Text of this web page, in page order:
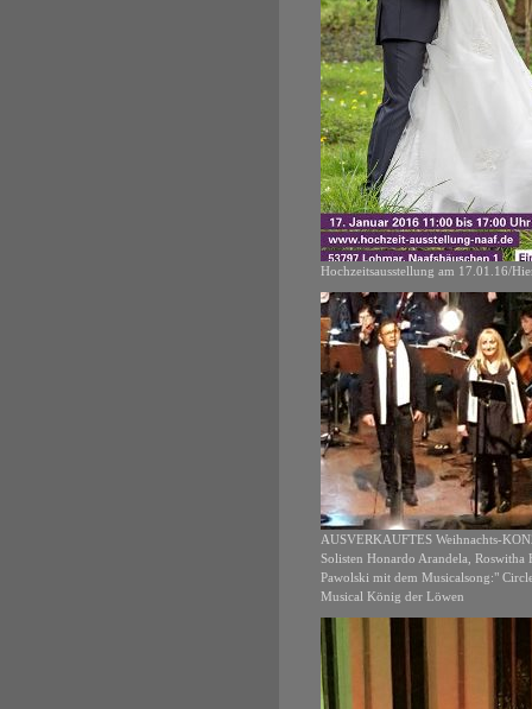
Hochzeitsausstellung am 17.01.16/
AUSVERKAUFTES Weihnachts-
Solisten Honardo Arandela, Roswitha
Pawolski mit dem Musicalsong:"
Musical König der Löwen